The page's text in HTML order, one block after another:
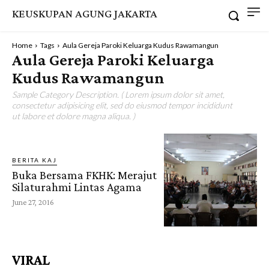
KEUSKUPAN AGUNG JAKARTA
Home Tags Aula Gereja Paroki Keluarga Kudus Rawamangun
Aula Gereja Paroki Keluarga
Kudus Rawamangun
Sample Category Description. ( Lorem ipsum dolor sit amet,
consectetur adipisicing elit, sed do eiusmod tempor incididunt
ut labore et dolore magna aliqua. )
BERITA KAJ
Buka Bersama FKHK: Merajut
Silaturahmi Lintas Agama
June 27, 2016
VIRAL